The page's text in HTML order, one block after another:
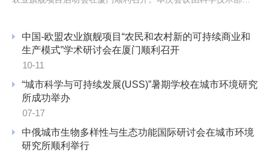
中国-欧盟农业旗舰项目“农民和农村新的可持续商业和
生产模式”学术研讨会在厦门顺利召开
10-11
“城市科学与可持续发展(USS)”暑期学校在城市环境研究
所成功举办
07-17
中俄城市生物多样性与生态功能国际研讨会在城市环境
研究所顺利举行